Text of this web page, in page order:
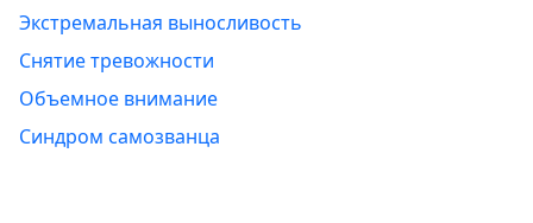
Экстремальная выносливость
Снятие тревожности
Объемное внимание
Синдром самозванца